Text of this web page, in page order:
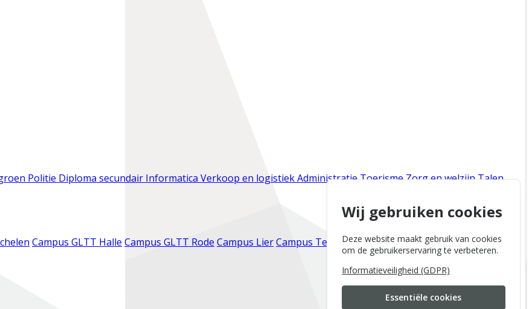
Politie Diploma secundair Informatica Verkoop en logistiekAdministratieToerismeZorg en welzijnTalen
Campus GLTT Halle Campus GLTT Rode Campus LierCampus TervurenCampus ZaventemCampus
Wij gebruiken cookies
Deze website maakt gebruik van cookies
om de gebruikerservaring te verbeteren.
Informatieveiligheid (GDPR)
Essentiële cookies